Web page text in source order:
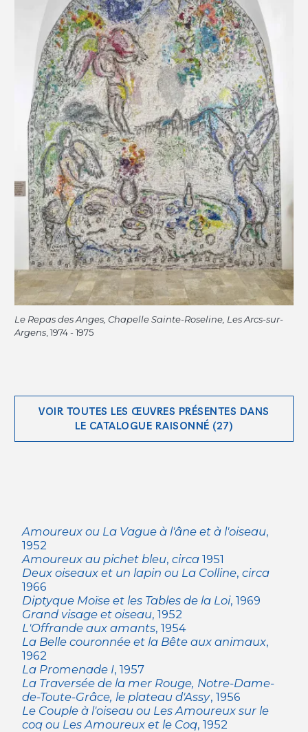
Le Repas des Anges, Chapelle Sainte-Roseline, Les Arcs-sur-
Argens , 1974 - 1975
VOIR TOUTES LES ŒUVRES PRÉSENTES DANS
LE CATALOGUE RAISONNÉ (27)
Amoureux ou La Vague à l'âne et à l'oiseau,
1952
Amoureux au pichet bleu, circa1951
Deux oiseaux et un lapin ou La Colline, circa
1966
Diptyque Moïse et les Tables de la Loi, 1969
Grand visage et oiseau, 1952
L'Offrande aux amants, 1954
La Belle couronnée et la Bête aux animaux,
1962
La Promenade I, 1957
La Traversée de la mer Rouge, Notre-Dame-
de-Toute-Grâce, le plateau d'Assy, 1956
Le Couple à l'oiseau ou Les Amoureux sur le
coq ou Les Amoureux et le Coq, 1952